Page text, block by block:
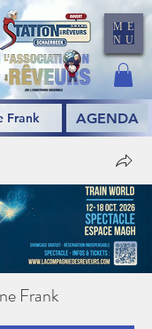
Frank AGENDA
ME
NU
Frank